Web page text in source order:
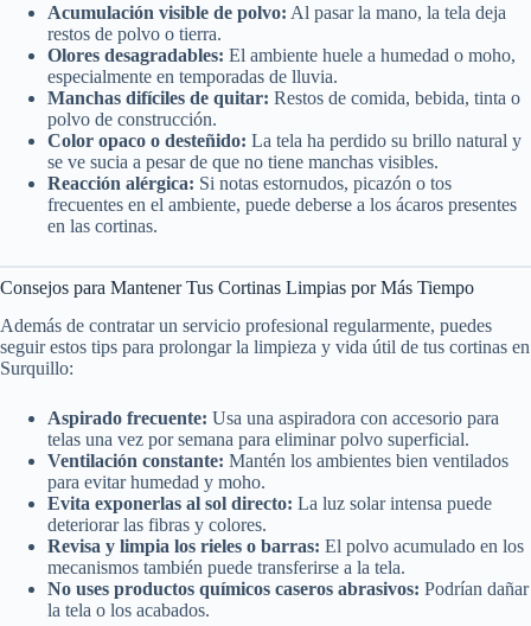
Acumulación visible de polvo: Al pasar la mano, la tela deja
restos de polvo o tierra.
Olores desagradables: El ambiente huele a humedad o moho,
especialmente en temporadas de lluvia.
Manchas difíciles de quitar: Restos de comida, bebida, tinta o
polvo de construcción.
Color opaco o desteñido: La tela ha perdido su brillo natural y
se ve sucia a pesar de que no tiene manchas visibles.
Reacción alérgica: Si notas estornudos, picazón o tos
frecuentes en el ambiente, puede deberse a los ácaros presentes
en las cortinas.
Consejos para Mantener Tus Cortinas Limpias por Más Tiempo
Además de contratar un servicio profesional regularmente, puedes
seguir estos tips para prolongar la limpieza y vida útil de tus cortinas en
Surquillo:
Aspirado frecuente: Usa una aspiradora con accesorio para
telas una vez por semana para eliminar polvo superficial.
Ventilación constante: Mantén los ambientes bien ventilados
para evitar humedad y moho.
Evita exponerlas al sol directo: La luz solar intensa puede
deteriorar las fibras y colores.
Revisa y limpia los rieles o barras: El polvo acumulado en los
mecanismos también puede transferirse a la tela.
No uses productos químicos caseros abrasivos: Podrían dañar
la tela o los acabados.